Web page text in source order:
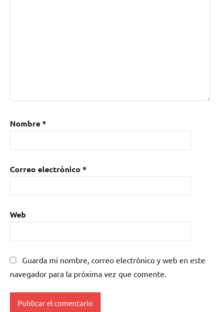
Nombre*
Correo electrónico *
Web
Guarda mi nombre, correo electrónico y web en este
navegador para la próxima vez que comente.